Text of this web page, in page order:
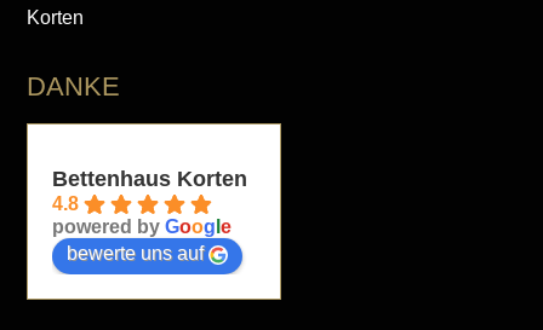
Korten
DANKE
Bettenhaus Korten
4.8
powered byGoog le
bewerte uns auf